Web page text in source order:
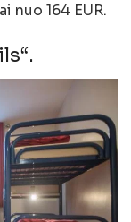
nuo 164 EUR.